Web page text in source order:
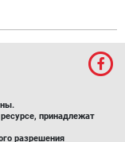
принадлежат
разрешения